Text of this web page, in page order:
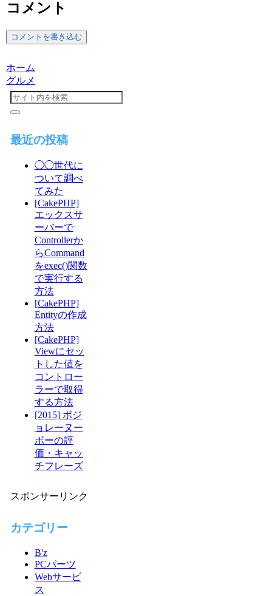
コメント
コメントを書き込む
ホーム
グルメ
最近の投稿
◯◯世代に
ついて調べ
てみた
[CakePHP]
エックスサ
ーバーで
Controllerか
らCommand
をexec()関数
で実行する
方法
[CakePHP]
Entityの作成
方法
[CakePHP]
Viewにセッ
トした値を
コントロー
ラーで取得
する方法
[2015] ボジ
ョレーヌー
ボーの評
価・キャッ
チフレーズ
スポンサーリンク
カテゴリー
B'z
PCパーツ
Webサービ
ス